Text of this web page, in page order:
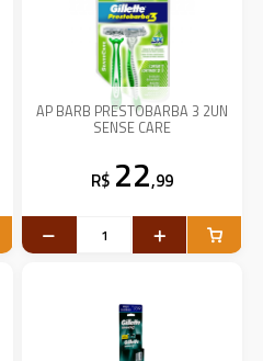
AP BARB PRESTOBARBA 3 2UN
SENSE CARE
R$ 22,99